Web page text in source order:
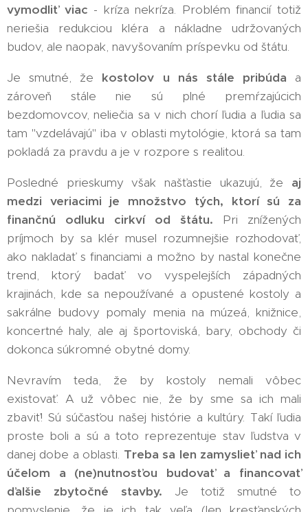
vymodliť viac - kríza nekríza. Problém financií totiž
neriešia redukciou kléra a nákladne udržovaných
budov, ale naopak, navyšovaním príspevku od štátu.
Je smutné, že kostolov u nás stále pribúda a
zároveň stále nie sú plné premŕzajúcich
bezdomovcov, neliečia sa v nich chorí ľudia a ľudia sa
tam "vzdelávajú" iba v oblasti mytológie, ktorá sa tam
pokladá za pravdu a je v rozpore s realitou.
Posledné prieskumy však našťastie ukazujú, že aj
medzi veriacimi je množstvo tých, ktorí sú za
finančnú odluku cirkví od štátu. Pri znížených
príjmoch by sa klér musel rozumnejšie rozhodovať,
ako nakladať s financiami a možno by nastal konečne
trend, ktorý badať vo vyspelejších západných
krajinách, kde sa nepoužívané a opustené kostoly a
sakrálne budovy pomaly menia na múzeá, knižnice,
koncertné haly, ale aj športoviská, bary, obchody či
dokonca súkromné obytné domy.
Nevravím teda, že by kostoly nemali vôbec
existovať. A už vôbec nie, že by sme sa ich mali
zbaviť! Sú súčasťou našej histórie a kultúry. Takí ľudia
proste boli a sú a toto reprezentuje stav ľudstva v
danej dobe a oblasti. Treba sa len zamyslieť nad ich
účelom a (ne)nutnosťou budovať a financovať
ďalšie zbytočné stavby. Je totiž smutné to